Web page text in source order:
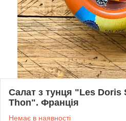
Салат з тунця "Les Doris
Thon". Франція
Немає в наявності